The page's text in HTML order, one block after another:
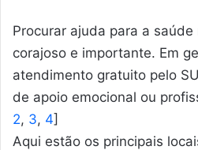
Procurar ajuda para a
corajoso e importante. Em
atendimento gratuito pelo
de apoio emocional ou
2, 3, 4]
Aqui estão os principais